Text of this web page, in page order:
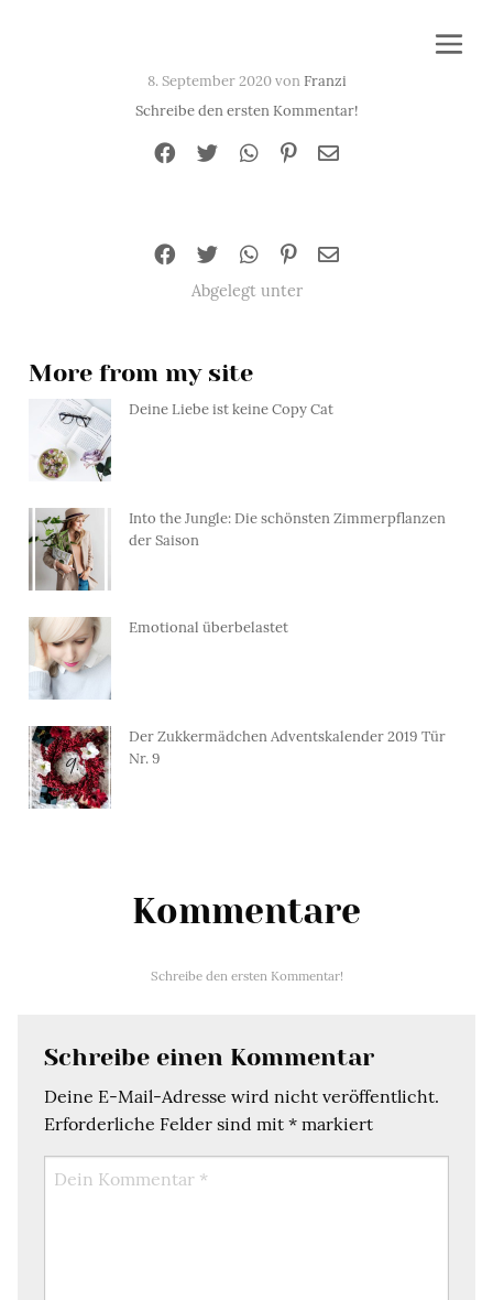
8. September 2020 vonFranzi
Schreibe den ersten Kommentar!
Abgelegt unter
More from my site
Deine Liebe ist keine Copy Cat
Into the Jungle: Die schönsten Zimmerpflanzen
der Saison
Emotional überbelastet
Der Zukkermädchen Adventskalender 2019 Tür
Nr. 9
Kommentare
Schreibe den ersten Kommentar!
Schreibe einen Kommentar
Deine E-Mail-Adresse wird nicht veröffentlicht.
Erforderliche Felder sind mit * markiert